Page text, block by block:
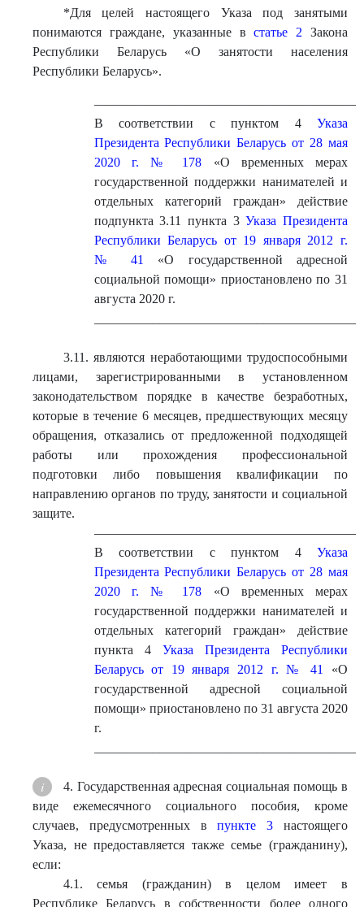
*Для целей настоящего Указа под занятыми
понимаются граждане, указанные встатье 2 Закона
Республики Беларусь «О занятости населения
Республики Беларусь».
В соответствии с пунктом 4 Указа
Президента Республики Беларусь от 28 мая
2020 г. № 178 «О временных мерах
государственной поддержки нанимателей и
отдельных категорий граждан» действие
подпункта 3.11 пункта 3Указа Президента
Республики Беларусь от 19 января 2012 г.
№ 41
«О государственной адресной
социальной помощи» приостановлено по 31
августа 2020 г.
3.11. являются неработающими трудоспособными
лицами, зарегистрированными в установленном
законодательством порядке в качестве безработных,
которые в течение 6 месяцев, предшествующих месяцу
обращения, отказались от предложенной подходящей
работы или прохождения профессиональной
подготовки либо повышения квалификации по
направлению органов по труду, занятости и социальной
защите.
В соответствии с пунктом 4 Указа
Президента Республики Беларусь от 28 мая
2020 г. № 178 «О временных мерах
государственной поддержки нанимателей и
отдельных категорий граждан» действие
пункта 4 Указа Президента Республики
Беларусь от 19 января 2012 г. № 41
«О
государственной адресной социальной
помощи» приостановлено по 31 августа 2020
г.
4. Государственная адресная социальная помощь в
виде ежемесячного социального пособия, кроме
случаев, предусмотренных впункте 3 настоящего
Указа, не предоставляется также семье (гражданину),
если:
4.1. семья (гражданин) в целом имеет в
Республике Беларусь в собственности более одного